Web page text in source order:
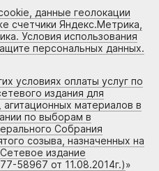
данные геолокации
счетчики Яндекс.Метрика,
Условия использования
персональных данных.
условиях оплаты услуг по
издания для
материалов в
по выборам в
Собрания
созыва, назначенных на
издание
58967 от 11.08.2014г.)»